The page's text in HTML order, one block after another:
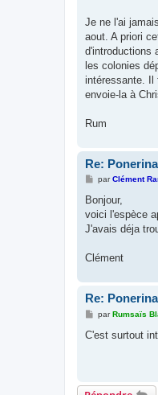
g
Je ne l'ai
aout. A priori
d'introductions
les colonies
intéressante. Il
envoie-la à
Rum
Re:
M
s
a
g
parClément
Bonjour,
voici l'espèce
J'avais déja
Clément
Re:
M
s
parRumsaïs
C'est surtout